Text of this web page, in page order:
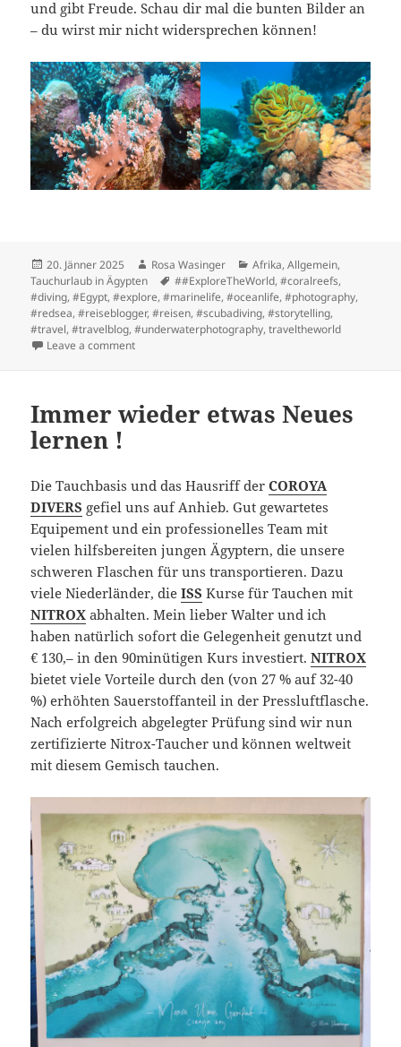
und gibt Freude. Schau dir mal die bunten Bilder an
– du wirst mir nicht widersprechen können!
Posted
on
20. Jänner 2025 Author
Rosa Wasinger Categories
Afrika,Allgemein,
Tauchurlaub in Ägypten
Tags
##ExploreTheWorld,#coralreefs,
#diving,#Egypt,#explore,#marinelife,#oceanlife,#photography,
#redsea,#reiseblogger,#reisen,#scubadiving,#storytelling,
#travel,#travelblog,#underwaterphotography,traveltheworld
Leave a commenton Eine für uns untypische Reise
Immer wieder etwas Neues
lernen !
Die Tauchbasis und das Hausriff derCOROYA
DIVERS gefiel uns auf Anhieb. Gut gewartetes
Equipement und ein professionelles Team mit
vielen hilfsbereiten jungen Ägyptern, die unsere
schweren Flaschen für uns transportieren. Dazu
viele Niederländer, dieISS Kurse für Tauchen mit
NITROX abhalten. Mein lieber Walter und ich
haben natürlich sofort die Gelegenheit genutzt und
€ 130,– in den 90minütigen Kurs investiert.NITROX
bietet viele Vorteile durch den (von 27 % auf 32-40
%) erhöhten Sauerstoffanteil in der Pressluftflasche.
Nach erfolgreich abgelegter Prüfung sind wir nun
zertifizierte Nitrox-Taucher und können weltweit
mit diesem Gemisch tauchen.